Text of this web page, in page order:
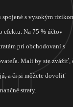
spojené s vysokým
efektu. Na 75 % účtov
pri obchodovaní s
Mali by ste zvážiť,
a či si môžete dovoliť
straty.